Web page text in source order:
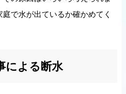
で水が出ているか確かめてく
による断水